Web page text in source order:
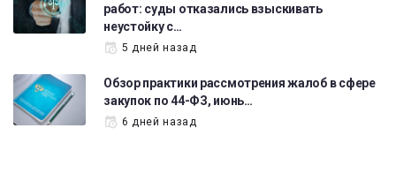
работ: суды отказались взыскивать
неустойку с…
5 дней назад
Обзор практики рассмотрения жалоб в сфере
закупок по 44-ФЗ, июнь…
6 дней назад